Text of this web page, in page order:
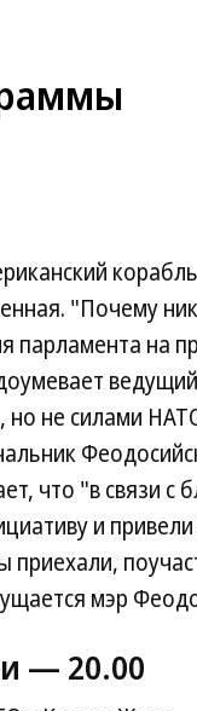
"Почему
парламента на
но не силами
что "в связи
и
мэр
— 20.00